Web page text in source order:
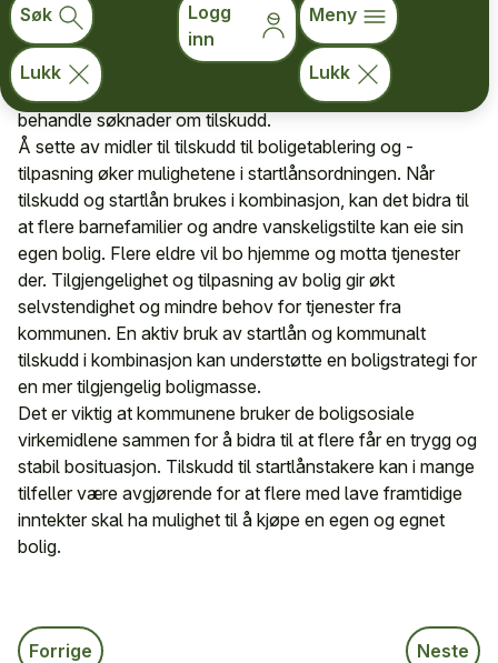
Søk
Lukk
Logg
inn
Meny
Lukk
og budsjettplanen. Det er en kommunal oppgave å gi
økonomisk hjelp til boligetablering og boligtilpasning.
Ordningene er forankret iLov om bustøtte og kommunale
bustadtilskot
. Det er et lovpålagt kommunalt ansvar å
behandle søknader om tilskudd.
Å sette av midler til tilskudd til boligetablering og -
tilpasning øker mulighetene i startlånsordningen. Når
tilskudd og startlån brukes i kombinasjon, kan det bidra til
at flere barnefamilier og andre vanskeligstilte kan eie sin
egen bolig. Flere eldre vil bo hjemme og motta tjenester
der. Tilgjengelighet og tilpasning av bolig gir økt
selvstendighet og mindre behov for tjenester fra
kommunen. En aktiv bruk av startlån og kommunalt
tilskudd i kombinasjon kan understøtte en boligstrategi for
en mer tilgjengelig boligmasse.
Det er viktig at kommunene bruker de boligsosiale
virkemidlene sammen for å bidra til at flere får en trygg og
stabil bosituasjon. Tilskudd til startlånstakere kan i mange
tilfeller være avgjørende for at flere med lave framtidige
inntekter skal ha mulighet til å kjøpe en egen og egnet
bolig.
Forrige Neste